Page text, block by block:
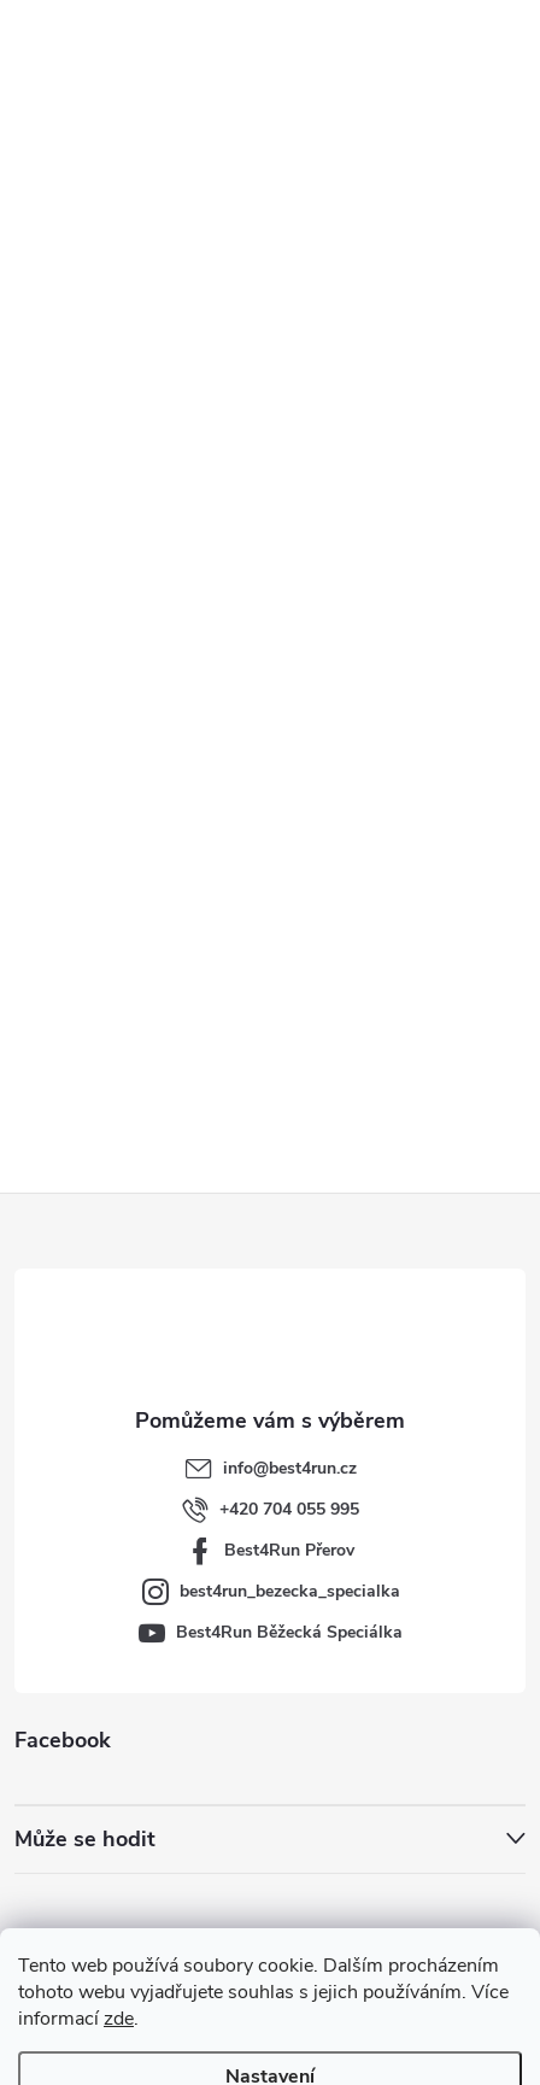
Tento web používá soubory cookie. Dalším procházením
tohoto webu vyjadřujete souhlas s jejich používáním. Více
informacízde.
Nastavení
Facebook
Může se hodit
info@best4run.cz
+420 704 055 995
Best4Run Přerov
best4run_bezecka_specialka
Best4Run Běžecká Speciálka